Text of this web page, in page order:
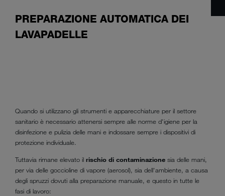
PREPARAZIONE AUTOMATICA DEI
LAVAPADELLE
Quando si utilizzano gli strumenti e apparecchiature per il settore
sanitario è necessario attenersi sempre alle norme d'igiene per la
disinfezione e pulizia delle mani e indossare sempre i dispositivi di
protezione individuale.
Tuttavia rimane elevato il rischio di contaminazione sia delle mani,
per via delle goccioline di vapore (aerosol), sia dell'ambiente, a causa
degli spruzzi dovuti alla preparazione manuale, e questo in tutte le
fasi di lavoro: